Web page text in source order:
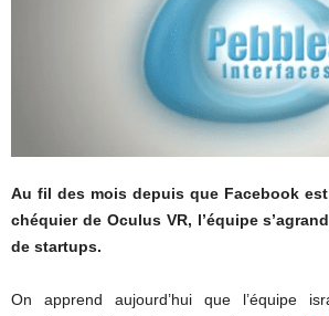
Au fil des mois depuis que Facebook
chéquier de Oculus VR, l’équipe
de startups.
On apprend aujourd’hui que l’équipe